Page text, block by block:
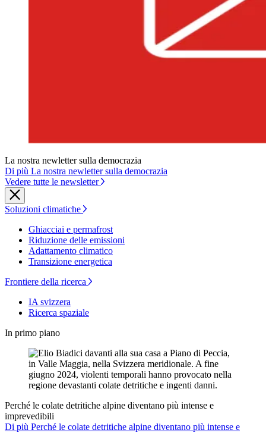
La nostra newletter sulla democrazia
Di più La nostra newletter sulla democrazia
Vedere tutte le newsletter
Soluzioni climatiche
Ghiacciai e permafrost
Riduzione delle emissioni
Adattamento climatico
Transizione energetica
Frontiere della ricerca
IA svizzera
Ricerca spaziale
In primo piano
Perché le colate detritiche alpine diventano più intense e
imprevedibili
Di più Perché le colate detritiche alpine diventano più intense e